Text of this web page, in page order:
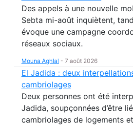
Des appels à une nouvelle
Sebta mi-août inquiètent,
évoque une campagne
réseaux sociaux.
Mouna Aghlal - 7 août 2026
El Jadida : deux
cambriolages
Deux personnes ont été
Jadida, soupçonnées d’être
cambriolages de logements